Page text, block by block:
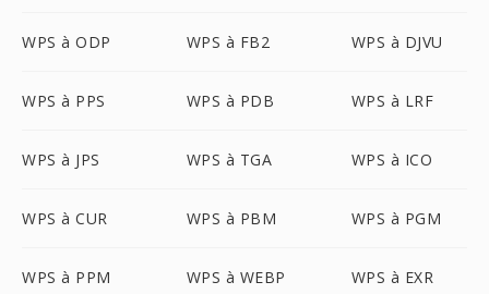
WPS à ODP WPS à FB2 WPS à DJVU
WPS à PPS WPS à PDB WPS à LRF
WPS à JPS WPS à TGA WPS à ICO
WPS à CUR WPS à PBM WPS à PGM
WPS à PPM WPS à WEBP WPS à EXR